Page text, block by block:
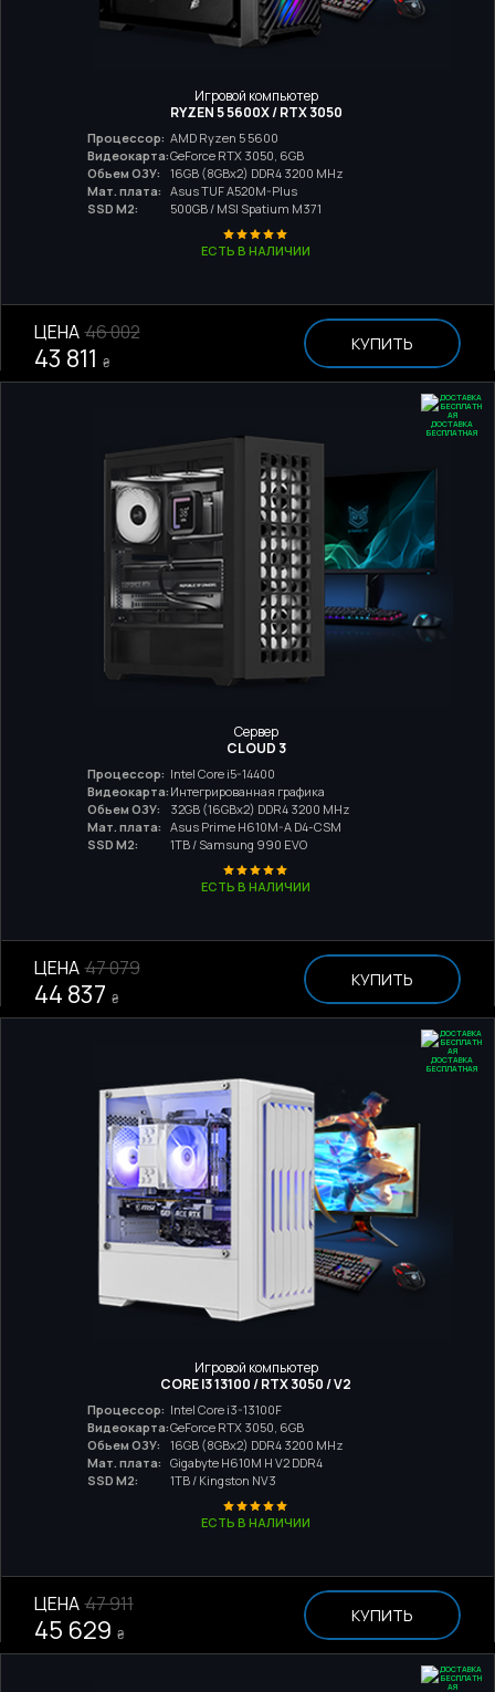
Игровой компьютер
RYZEN 5 5600X / RTX 3050
Процессор: AMD Ryzen 5 5600
Видеокарта:GeForce RTX 3050, 6GB
Обьем ОЗУ:
16GB (8GBx2) DDR4 3200 MHz
Мат. плата:
Asus TUF A520M-Plus
SSD M2:
500GB / MSI Spatium M371
ЕСТЬ В НАЛИЧИИ
ЦЕНА 46 002
43 811 ₴
КУПИТЬ
ДОСТАВКА
БЕСПЛАТНАЯ
Сервер
CLOUD 3
Процессор: Intel Core i5-14400
Видеокарта: Интегрированная графика
Обьем ОЗУ:
32GB (16GBx2) DDR4 3200 MHz
Мат. плата:
Asus Prime H610M-A D4-CSM
SSD M2:
1TB / Samsung 990 EVO
ЕСТЬ В НАЛИЧИИ
ЦЕНА 47 079
44 837 ₴
КУПИТЬ
ДОСТАВКА
БЕСПЛАТНАЯ
Игровой компьютер
CORE I3 13100 / RTX 3050 / V2
Процессор: Intel Core i3-13100F
Видеокарта:GeForce RTX 3050, 6GB
Обьем ОЗУ:
16GB (8GBx2) DDR4 3200 MHz
Мат. плата:
Gigabyte H610M H V2 DDR4
SSD M2:
1TB / Kingston NV3
ЕСТЬ В НАЛИЧИИ
ЦЕНА 47 911
45 629 ₴
КУПИТЬ